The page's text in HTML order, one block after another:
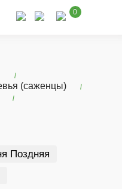
0
(саженцы)
Поздняя